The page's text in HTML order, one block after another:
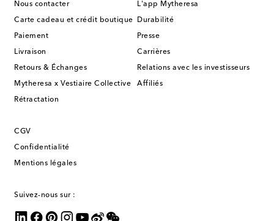
Nous contacter
Carte cadeau et crédit boutique
Paiement
Livraison
Retours & Échanges
Mytheresa x Vestiaire Collective
Rétractation
L'app Mytheresa
Durabilité
Presse
Carrières
Relations avec les investisseurs
Affiliés
CGV
Confidentialité
Mentions légales
Suivez-nous sur :